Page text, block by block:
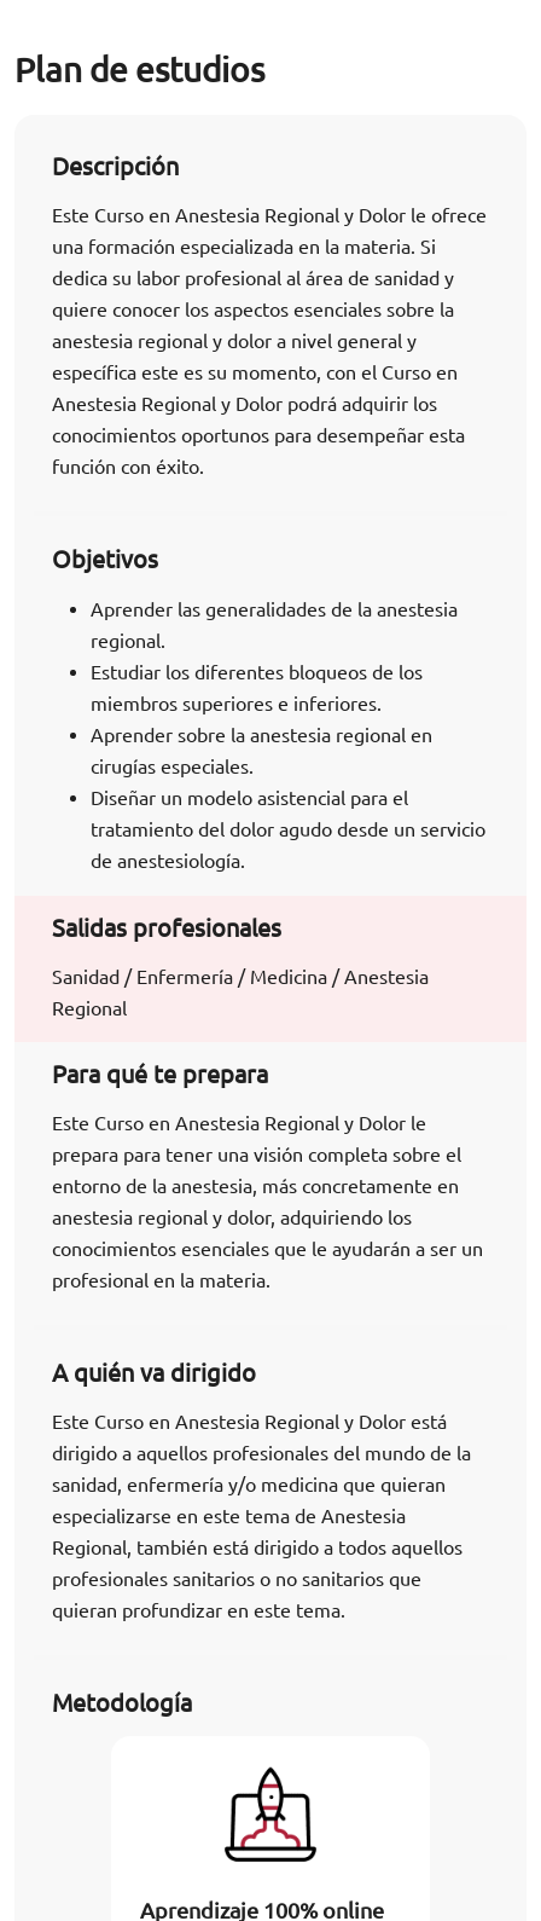
Plan de estudios
Descripción
Este Curso en Anestesia Regional y Dolor le ofrece
una formación especializada en la materia. Si
dedica su labor profesional al área de sanidad y
quiere conocer los aspectos esenciales sobre la
anestesia regional y dolor a nivel general y
específica este es su momento, con el Curso en
Anestesia Regional y Dolor podrá adquirir los
conocimientos oportunos para desempeñar esta
función con éxito.
Objetivos
Aprender las generalidades de la anestesia
regional.
Estudiar los diferentes bloqueos de los
miembros superiores e inferiores.
Aprender sobre la anestesia regional en
cirugías especiales.
Diseñar un modelo asistencial para el
tratamiento del dolor agudo desde un servicio
de anestesiología.
Salidas profesionales
Sanidad / Enfermería / Medicina / Anestesia
Regional
Para qué te prepara
Este Curso en Anestesia Regional y Dolor le
prepara para tener una visión completa sobre el
entorno de la anestesia, más concretamente en
anestesia regional y dolor, adquiriendo los
conocimientos esenciales que le ayudarán a ser un
profesional en la materia.
A quién va dirigido
Este Curso en Anestesia Regional y Dolor está
dirigido a aquellos profesionales del mundo de la
sanidad, enfermería y/o medicina que quieran
especializarse en este tema de Anestesia
Regional, también está dirigido a todos aquellos
profesionales sanitarios o no sanitarios que
quieran profundizar en este tema.
Metodología
Aprendizaje 100% online